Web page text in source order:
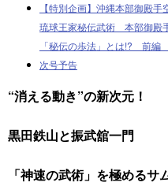
【特別企画】沖縄本部御殿
琉球王家秘伝武術 本部御殿
「秘伝の歩法」とは!? 前
次号予告
“消える動き”の新次元！
黒田鉄山と振武舘一門
「神速の武術」を極めるサ